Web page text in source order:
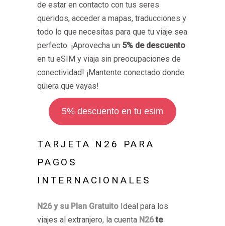
de estar en contacto con tus seres
queridos, acceder a mapas, traducciones y
todo lo que necesitas para que tu viaje sea
perfecto. ¡Aprovecha un 5% de descuento
en tu eSIM y viaja sin preocupaciones de
conectividad! ¡Mantente conectado donde
quiera que vayas!
5% descuento en tu esim
TARJETA N26 PARA
PAGOS
INTERNACIONALES
N26 y su Plan Gratuito Ideal para los
viajes al extranjero, la cuenta N26te